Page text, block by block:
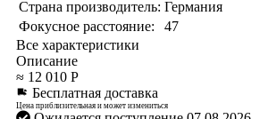
Страна производитель: Германия
Фокусное расстояние:
47
Все характеристики
Описание
≈ 12 010 Р
Бесплатная доставка
Цена приблизительная и может измениться